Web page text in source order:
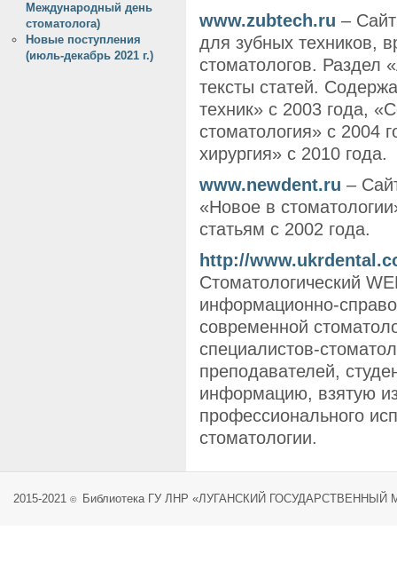
www.zubtech.ru –
для зубных техников,
стоматологов. Раздел
тексты статей.
техник» с 2003 года,
стоматология» с 2004
хирургия» с 2010 года.
www.newdent.ru –
«Новое в
статьям с 2002 года.
http://
Стоматологический
информационно-
современной
специалистов-
преподавателей,
информацию, взятую
профессионального
стоматологии.
Международный день
стоматолога)
Новые поступления
(июль-декабрь 2021 г.)
2015-2021 © Библиотека ГУ ЛНР «ЛУГАНСКИЙ